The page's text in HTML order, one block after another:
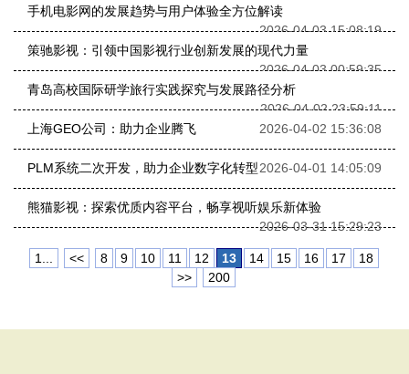
手机电影网的发展趋势与用户体验全方位解读
2026-04-03 15:08:19
策驰影视：引领中国影视行业创新发展的现代力量
2026-04-03 00:59:35
青岛高校国际研学旅行实践探究与发展路径分析
2026-04-02 23:59:11
上海GEO公司：助力企业腾飞
2026-04-02 15:36:08
PLM系统二次开发，助力企业数字化转型2026-04-01 14:05:09
熊猫影视：探索优质内容平台，畅享视听娱乐新体验
2026-03-31 15:29:23
1... << 8 9 10 11 12 13 14 15 16 17
18
>>
200